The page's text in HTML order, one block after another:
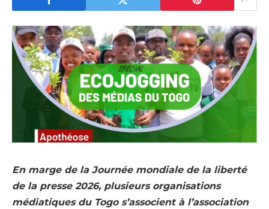
En marge de la Journée mondiale de la liberté
de la presse 2026, plusieurs organisations
médiatiques du Togo s’associent à l’association